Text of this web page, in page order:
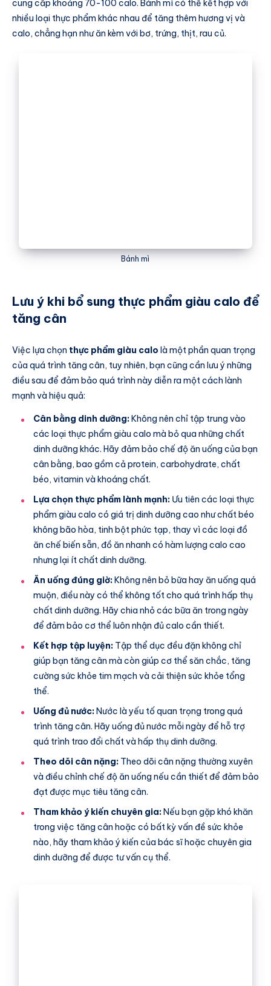
cung cấp khoảng 70-100 calo. Bánh mì có thể kết hợp với
nhiều loại thực phẩm khác nhau để tăng thêm hương vị và
calo, chẳng hạn như ăn kèm với bơ, trứng, thịt, rau củ.
Bánh mì
Lưu ý khi bổ sung thực phẩm giàu calo để
tăng cân
Việc lựa chọn thực phẩm giàu calo là một phần quan trọng
của quá trình tăng cân, tuy nhiên, bạn cũng cần lưu ý những
điều sau để đảm bảo quá trình này diễn ra một cách lành
mạnh và hiệu quả:
Cân bằng dinh dưỡng:Không nên chỉ tập trung vào
các loại thực phẩm giàu calo mà bỏ qua những chất
dinh dưỡng khác. Hãy đảm bảo chế độ ăn uống của bạn
cân bằng, bao gồm cả protein, carbohydrate, chất
béo, vitamin và khoáng chất.
Lựa chọn thực phẩm lành mạnh: Ưu tiên các loại thực
phẩm giàu calo có giá trị dinh dưỡng cao như chất béo
không bão hòa, tinh bột phức tạp, thay vì các loại đồ
ăn chế biến sẵn, đồ ăn nhanh có hàm lượng calo cao
nhưng lại ít chất dinh dưỡng.
Ăn uống đúng giờ:Không nên bỏ bữa hay ăn uống quá
muộn, điều này có thể không tốt cho quá trình hấp thụ
chất dinh dưỡng. Hãy chia nhỏ các bữa ăn trong ngày
để đảm bảo cơ thể luôn nhận đủ calo cần thiết.
Kết hợp tập luyện: Tập thể dục đều đặn không chỉ
giúp bạn tăng cân mà còn giúp cơ thể săn chắc, tăng
cường sức khỏe tim mạch và cải thiện sức khỏe tổng
thể.
Uống đủ nước:Nước là yếu tố quan trọng trong quá
trình tăng cân. Hãy uống đủ nước mỗi ngày để hỗ trợ
quá trình trao đổi chất và hấp thụ dinh dưỡng.
Theo dõi cân nặng: Theo dõi cân nặng thường xuyên
và điều chỉnh chế độ ăn uống nếu cần thiết để đảm bảo
đạt được mục tiêu tăng cân.
Tham khảo ý kiến chuyên gia:Nếu bạn gặp khó khăn
trong việc tăng cân hoặc có bất kỳ vấn đề sức khỏe
nào, hãy tham khảo ý kiến của bác sĩ hoặc chuyên gia
dinh dưỡng để được tư vấn cụ thể.